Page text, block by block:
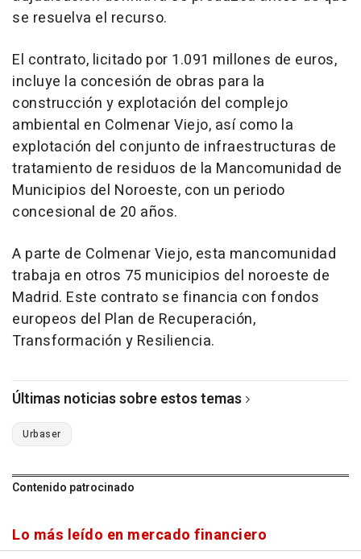
se resuelva el recurso.
El contrato, licitado por 1.091 millones de euros,
incluye la concesión de obras para la
construcción y explotación del complejo
ambiental en Colmenar Viejo, así como la
explotación del conjunto de infraestructuras de
tratamiento de residuos de la Mancomunidad de
Municipios del Noroeste, con un periodo
concesional de 20 años.
A parte de Colmenar Viejo, esta mancomunidad
trabaja en otros 75 municipios del noroeste de
Madrid. Este contrato se financia con fondos
europeos del Plan de Recuperación,
Transformación y Resiliencia.
Últimas noticias sobre estos temas
Urbaser
Contenido patrocinado
Lo más leído en mercado financiero